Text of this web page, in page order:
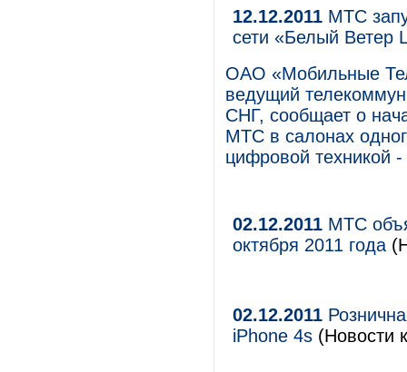
12.12.2011 МТС
сети «Белый Ветер
ОАО «Мобильные
ведущий
СНГ, сообщает о
МТС в салонах
цифровой техникой
02.12.2011 МТС
октября 2011 года
02.12.2011
iPhone 4s (Новости